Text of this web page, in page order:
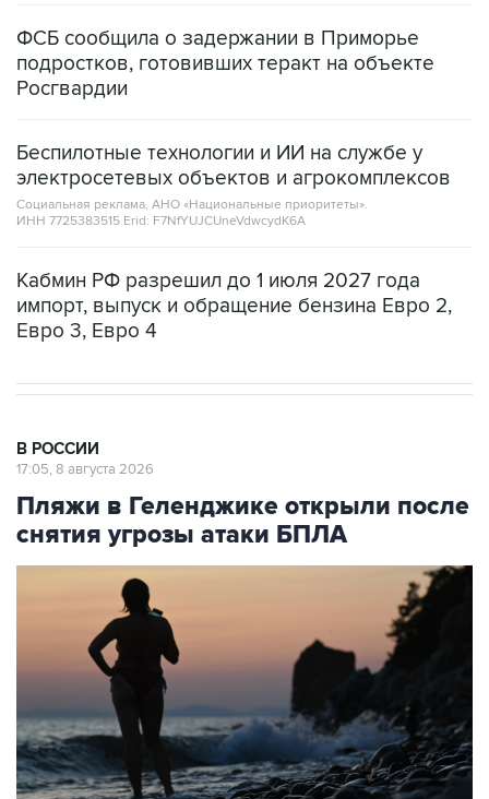
ФСБ сообщила о задержании в Приморье
подростков, готовивших теракт на объекте
Росгвардии
Беспилотные технологии и ИИ на службе у
электросетевых объектов и агрокомплексов
Социальная реклама, АНО «Национальные приоритеты».
ИНН 7725383515 Erid: F7NfYUJCUneVdwcydK6A
Кабмин РФ разрешил до 1 июля 2027 года
импорт, выпуск и обращение бензина Евро 2,
Евро 3, Евро 4
В РОССИИ
17:05, 8 августа 2026
Пляжи в Геленджике открыли после
снятия угрозы атаки БПЛА